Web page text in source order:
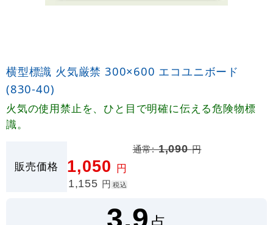
横型標識 火気厳禁 300×600 エコユニボード
(830-40)
火気の使用禁止を、ひと目で明確に伝える危険物標
識。
販売価格
通常:1,090円
1,050 円
1,155 円 税込
3.9